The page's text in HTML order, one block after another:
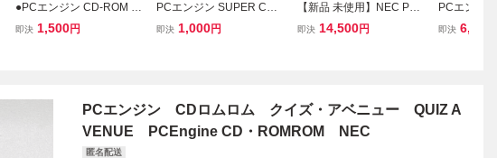
●PCエンジン CD-ROM ソ
フト クイズアベニュー N
即決 1,500円
PCエンジン SUPER CD-
ROM2 誕生 Debut NECア
即決 1,000円
【新品 未使用】NEC PC
エンジン アベニューパッ
即決 14,500円
PCエン
ROM2
即決 6,000
PCエンジン CDロムロム クイズ・アベニュー QUIZ A
VENUE PCEngine CD・ROMROM NEC
匿名配送